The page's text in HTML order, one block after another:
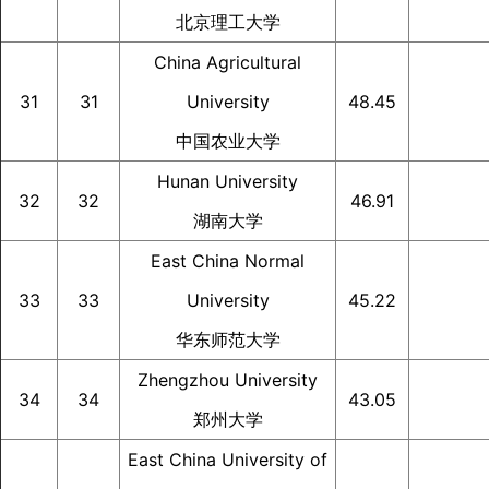
北京理工大学
31 31
China Agricultural
University
中国农业大学
48.45
32 32
Hunan University
湖南大学
46.91
33 33
East China Normal
University
华东师范大学
45.22
34 34
Zhengzhou University
郑州大学
43.05
East China University of